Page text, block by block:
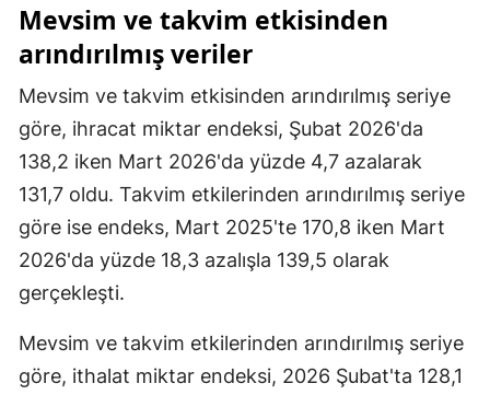
Mevsim ve takvim etkisinden
arındırılmış veriler
Mevsim ve takvim etkisinden arındırılmış seriye
göre, ihracat miktar endeksi, Şubat 2026'da
138,2 iken Mart 2026'da yüzde 4,7 azalarak
131,7 oldu. Takvim etkilerinden arındırılmış seriye
göre ise endeks, Mart 2025'te 170,8 iken Mart
2026'da yüzde 18,3 azalışla 139,5 olarak
gerçekleşti.
Mevsim ve takvim etkilerinden arındırılmış seriye
göre, ithalat miktar endeksi, 2026 Şubat'ta 128,1